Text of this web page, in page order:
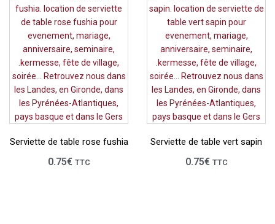
Serviette de table rose fushia
0.75€ TTC
Serviette de table vert sapin
0.75€ TTC